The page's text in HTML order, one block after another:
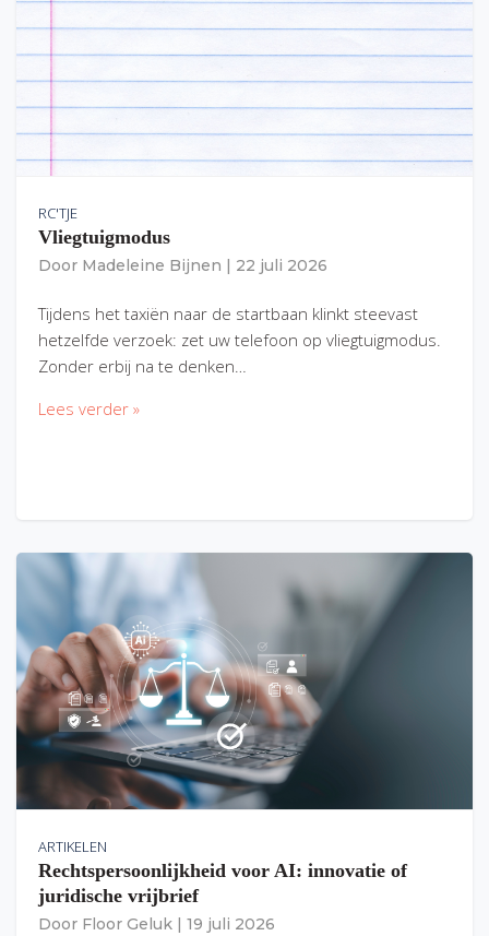
RC'TJE
Vliegtuigmodus
Door Madeleine Bijnen 22 juli 2026
Tijdens het taxiën naar de startbaan klinkt steevast
hetzelfde verzoek: zet uw telefoon op vliegtuigmodus.
Zonder erbij na te denken…
Lees verder »
ARTIKELEN
Rechtspersoonlijkheid voor AI: innovatie of
juridische vrijbrief
Door Floor Geluk 19 juli 2026